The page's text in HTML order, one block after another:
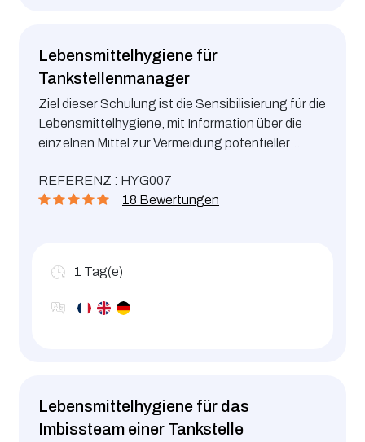
Lebensmittelhygiene für
Tankstellenmanager
Ziel dieser Schulung ist die Sensibilisierung für die
Lebensmittelhygiene, mit Information über die
einzelnen Mittel zur Vermeidung potentieller
Tankstellenmanager.
REFERENZ : HYG007
18 Bewertungen
1 Tag(e)
Lebensmittelhygiene für das
Imbissteam einer Tankstelle